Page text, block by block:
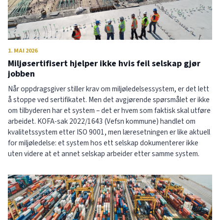
1. MAI 2026
Miljøsertifisert hjelper ikke hvis feil selskap gjør
jobben
Når oppdragsgiver stiller krav om miljøledelsessystem, er det lett
å stoppe ved sertifikatet. Men det avgjørende spørsmålet er ikke
om tilbyderen har et system – det er hvem som faktisk skal utføre
arbeidet. KOFA-sak 2022/1643 (Vefsn kommune) handlet om
kvalitetssystem etter ISO 9001, men læresetningen er like aktuell
for miljøledelse: et system hos ett selskap dokumenterer ikke
uten videre at et annet selskap arbeider etter samme system.